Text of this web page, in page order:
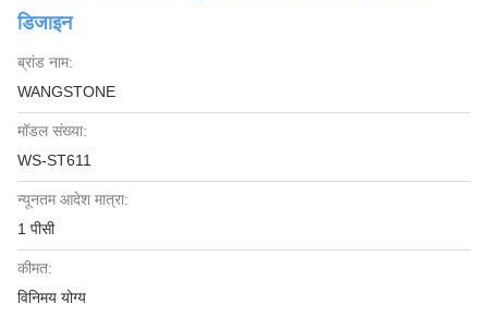
डिजाइन
ब्रांड नाम:
WANGSTONE
मॉडल संख्या:
WS-ST611
न्यूनतम आदेश मात्रा:
1 पीसी
कीमत:
विनिमय योग्य